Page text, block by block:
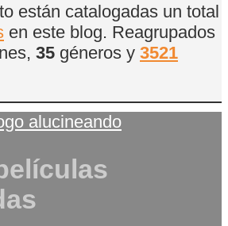
están catalogadas un total
en este blog. Reagrupados
35 géneros y 3521